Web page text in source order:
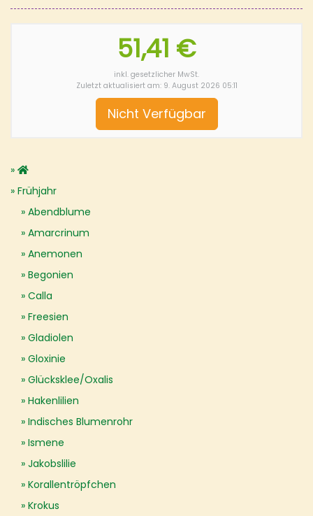
51,41 €
inkl. gesetzlicher MwSt.
Zuletzt aktualisiert am: 9. August 2026 05:11
Nicht Verfügbar
Frühjahr
Abendblume
Amarcrinum
Anemonen
Begonien
Calla
Freesien
Gladiolen
Gloxinie
Glücksklee/Oxalis
Hakenlilien
Indisches Blumenrohr
Ismene
Jakobslilie
Korallentröpfchen
Krokus